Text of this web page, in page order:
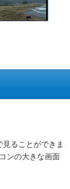
ることができま
ンの大きな画面